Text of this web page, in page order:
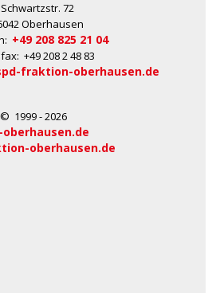
Schwartzstr. 72
Oberhausen
+49 208 825 21 04
+49 208 2 48 83
fraktion-oberhausen.de
© 1999 - 2026
oberhausen.de
oberhausen.de